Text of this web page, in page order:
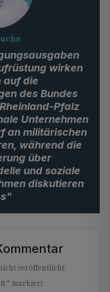
wirken
auf die
des Bundes
Pfalz
Unternehmen
an militärischen
während die
über
und soziale
diskutieren
veröffentlicht.
* markiert